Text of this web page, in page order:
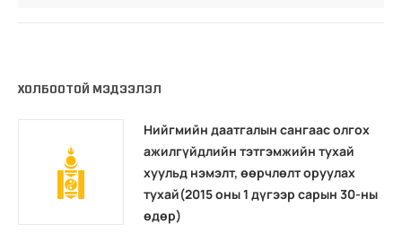
ХОЛБООТОЙ МЭДЭЭЛЭЛ
Нийгмийн даатгалын сангаас олгох
ажилгүйдлийн тэтгэмжийн тухай
хуульд нэмэлт, өөрчлөлт оруулах
тухай(2015 оны 1 дүгээр сарын 30-ны
өдөр)